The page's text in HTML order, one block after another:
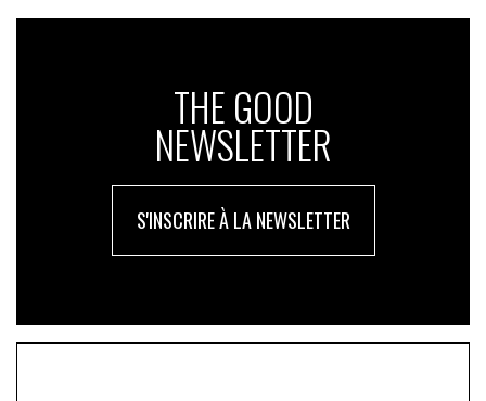
THE GOOD
NEWSLETTER
S'INSCRIRE À LA NEWSLETTER